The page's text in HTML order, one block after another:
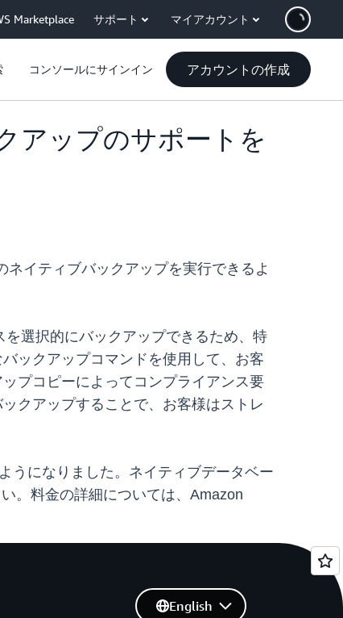
Marketplace サポート マイアカウント
コンソールにサインイン アカウントの作成
アップのサポートを
イティブバックアップを実行できるよ
を選択的にバックアップできるため、特
ックアップコマンドを使用して、お客
プコピーによってコンプライアンス要
クアップすることで、お客様はストレ
うになりました。ネイティブデータベー
。料金の詳細については、Amazon
English